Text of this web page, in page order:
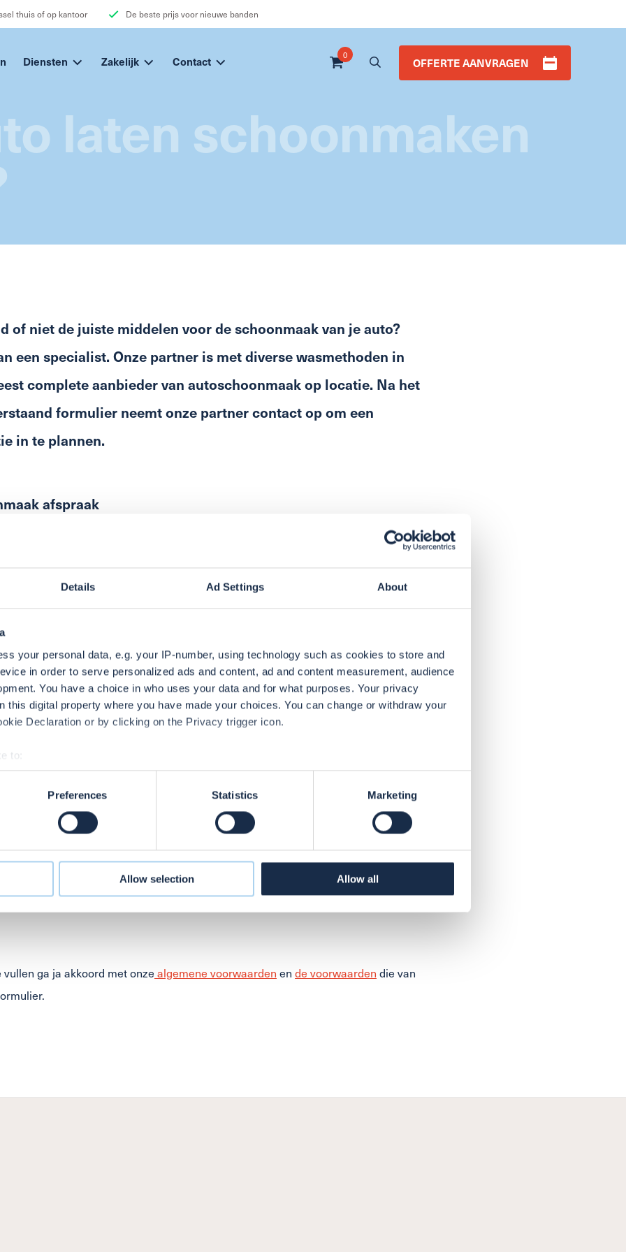
Details Ad Settings About
your personal data, e.g. your IP-number, using technology such as cookies to store and
in order to serve personalized ads and content, ad and content measurement, audience
You have a choice in who uses your data and for what purposes. Your privacy
this digital property where you have made your choices. You can change or withdraw your
Declaration or by clicking on the Privacy trigger icon.
to:
geographical location which can be accurate to within several meters
scanning it for specific characteristics (fingerprinting)
personal data is processed and set your preferences in the
site with our social media, advertising and analytics partners who may combine it with
to them or that they’ve collected from your use of their services. Voor meer
gebruiken, bekijk onzeCookie Policy
Preferences Statistics Marketing
Allow selection Allow all
thuis of op kantoor De beste prijs voor nieuwe banden
Diensten Zakelijk Contact 0
OFFERTE AANVRAGEN
laten schoonmaken
of niet de juiste middelen voor de schoonmaak van je auto?
een specialist. Onze partner is met diverse wasmethoden in
complete aanbieder van autoschoonmaak op locatie. Na het
formulier neemt onze partner contact op om een
in te plannen.
afspraak
ga ja akkoord met onze algemene voorwaarden en de voorwaarden die van